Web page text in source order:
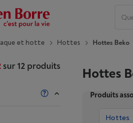
et hotte Hottes Hottes Beko
sur12 produits Hottes
Produits
Hottes